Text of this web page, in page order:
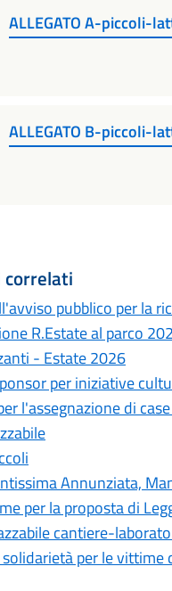
ALLEGATO A-piccoli-
ALLEGATO B-piccoli-
correlati
pubblico per la
R.Estate al parco
- Estate 2026
per iniziative
l'assegnazione di
Annunziata,
per la proposta di
cantiere-
per le